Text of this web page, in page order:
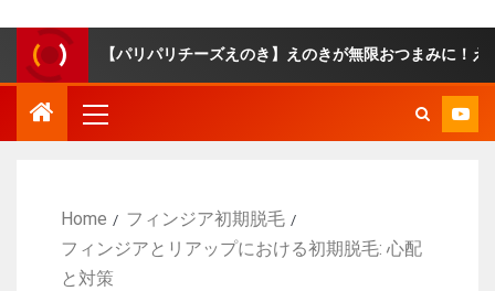
【パリパリチーズえのき】えのきが無限おつまみに！えのきとチーズ
Home
フィンジア初期脱毛
フィンジアとリアップにおける初期脱毛: 心配
と対策